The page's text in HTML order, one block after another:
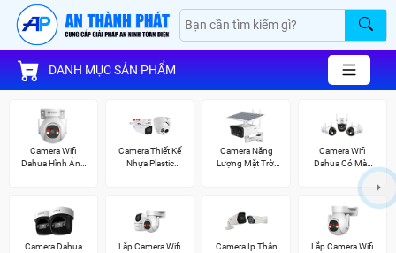
DANH MỤC SẢN PHẨM
Camera Wifi
Dahua Hình Ảnh
Camera Thiết Kế
Nhựa Plastic
Camera Năng
Lượng Mặt Trời
Camera Wifi
Dahua Có Màu
Camera Dahua
Lắp Camera Wifi
Camera Ip Thân
Lắp Camera Wifi